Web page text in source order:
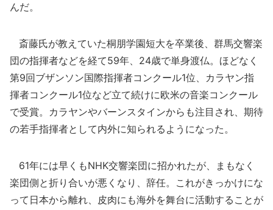
んだ。
斎藤氏が教えていた桐朋学園短大を卒業後、群馬交響楽
団の指揮者などを経て59年、24歳で単身渡仏。ほどなく
第9回ブザンソン国際指揮者コンクール1位、カラヤン指
揮者コンクール1位など立て続けに欧米の音楽コンクール
で受賞。カラヤンやバーンスタインからも注目され、期待
の若手指揮者として内外に知られるようになった。
61年には早くもNHK交響楽団に招かれたが、まもなく
楽団側と折り合いが悪くなり、辞任。これがきっかけにな
って日本から離れ、皮肉にも海外を舞台に活動することが